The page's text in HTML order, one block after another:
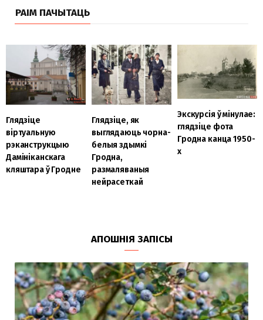
РАІМ ПАЧЫТАЦЬ
Глядзіце
віртуальную
рэканструкцыю
Дамініканскага
кляштара ў Гродне
Глядзіце, як
выглядаюць чорна-
белыя здымкі
Гродна,
размаляваныя
нейрасеткай
Экскурсія ў мінулае:
глядзіце фота
Гродна канца 1950-
х
АПОШНІЯ ЗАПІСЫ